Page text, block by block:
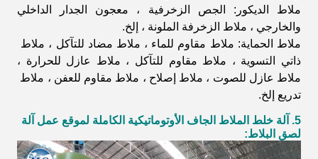
ملاط الديكور: الجص الزخرفية ، معجون الجدار الداخلي
والخارجي ، ملاط ​​الزخرفة الملونة ، إلخ.
ملاط الحماية: ملاط ​​مقاوم للماء ، ملاط ​​مضاد للتآكل ، ملاط ​​
ذاتي التسوية ، ملاط ​​مقاوم للتآكل ، ملاط ​​عازل للحرارة ،
ملاط ​​عازل للصوت ، ملاط ​​إصلاح ، ملاط ​​مقاوم للعفن ، ملاط ​​
تدريع إلخ.
5. آلة خلط الملاط الجاف الأوتوماتيكية الكاملة لموقع عمل آلة
لصق البلاط: